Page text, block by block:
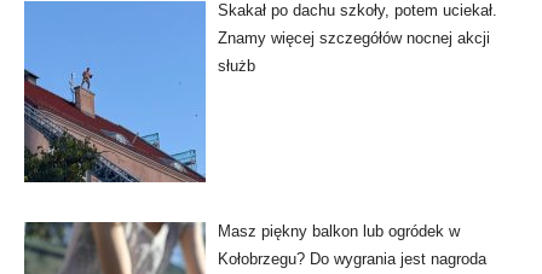
Skakał po dachu szkoły, potem uciekał.
Znamy więcej szczegółów nocnej akcji
służb
Masz piękny balkon lub ogródek w
Kołobrzegu? Do wygrania jest nagroda